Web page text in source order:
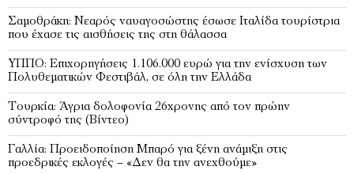
Σαμοθράκη: Νεαρός ναυαγοσώστης έσωσε Ιταλίδα τουρίστρια
που έχασε τις αισθήσεις της στη θάλασσα
ΥΠΠΟ: Επιχορηγήσεις 1.106.000 ευρώ για την ενίσχυση των
Πολυθεματικών Φεστιβάλ, σε όλη την Ελλάδα
Τουρκία: Άγρια δολοφονία 26χρονης από τον πρώην
σύντροφό της (Βίντεο)
Γαλλία: Προειδοποίηση Μπαρό για ξένη ανάμιξη στις
προεδρικές εκλογές – «Δεν θα την ανεχθούμε»